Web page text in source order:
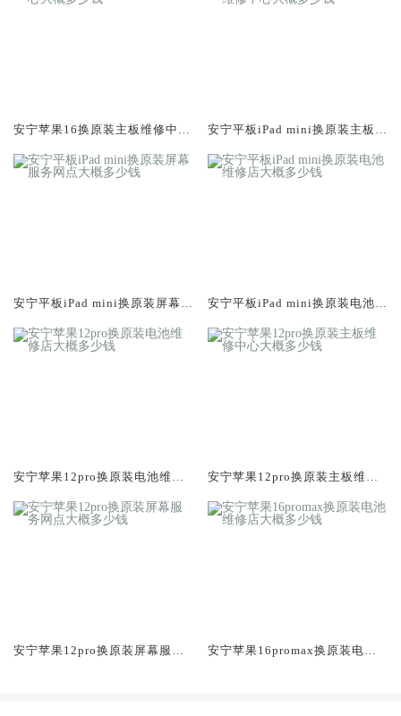
安宁苹果16换原装主板维修中心
安宁平板iPad mini换原装主板维
安宁平板iPad mini换原装屏幕服
安宁平板iPad mini换原装电池维
安宁苹果12pro换原装电池维修
安宁苹果12pro换原装主板维修
安宁苹果12pro换原装屏幕服务
安宁苹果16promax换原装电池